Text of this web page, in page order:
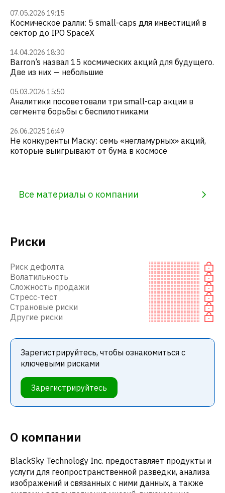
07.05.2026 19:15
Космическое ралли: 5 small-caps для инвестиций в
сектор до IPO SpaceX
14.04.2026 18:30
Barron’s назвал 15 космических акций для будущего.
Две из них — небольшие
05.03.2026 15:50
Аналитики посоветовали три small-cap акции в
сегменте борьбы с беспилотниками
26.06.2025 16:49
Не конкуренты Маску: семь «негламурных» акций,
которые выигрывают от бума в космосе
Все материалы о компании
Риски
Риск дефолта
Волатильность
Сложность продажи
Стресс-тест
Страновые риски
Другие риски
Зарегистрируйтесь, чтобы ознакомиться с
ключевыми рисками
Зарегистрируйтесь
О компании
BlackSky Technology Inc. предоставляет продукты и
услуги для геопространственной разведки, анализа
изображений и связанных с ними данных, а также